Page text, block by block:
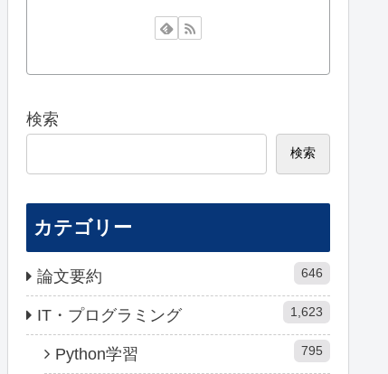
検索
検索
カテゴリー
論文要約 646
IT・プログラミング 1,623
Python学習 795